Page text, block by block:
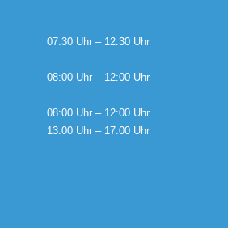
07:30 Uhr – 12:30 Uhr
08:00 Uhr – 12:00 Uhr
08:00 Uhr – 12:00 Uhr
13:00 Uhr – 17:00 Uhr